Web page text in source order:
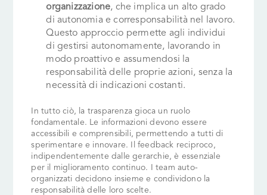
organizzazione, che implica un alto grado
di autonomia e corresponsabilità nel lavoro.
Questo approccio permette agli individui
di gestirsi autonomamente, lavorando in
modo proattivo e assumendosi la
responsabilità delle proprie azioni, senza la
necessità di indicazioni costanti.
In tutto ciò, la trasparenza gioca un ruolo
fondamentale. Le informazioni devono essere
accessibili e comprensibili, permettendo a tutti di
sperimentare e innovare. Il feedback reciproco,
indipendentemente dalle gerarchie, è essenziale
per il miglioramento continuo. I team auto-
organizzati decidono insieme e condividono la
responsabilità delle loro scelte.